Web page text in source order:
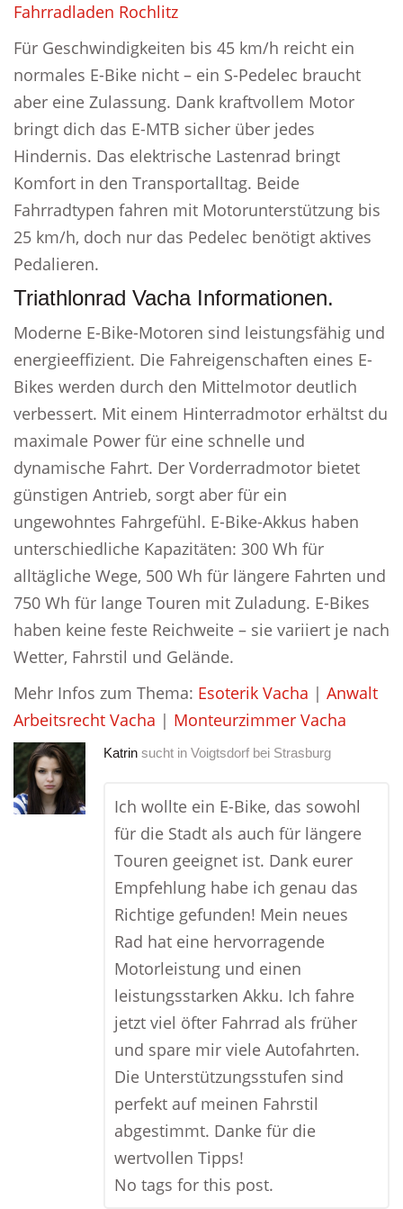
Fahrradladen Rochlitz
Für Geschwindigkeiten bis 45 km/h reicht ein
normales E-Bike nicht – ein S-Pedelec braucht
aber eine Zulassung. Dank kraftvollem Motor
bringt dich das E-MTB sicher über jedes
Hindernis. Das elektrische Lastenrad bringt
Komfort in den Transportalltag. Beide
Fahrradtypen fahren mit Motorunterstützung bis
25 km/h, doch nur das Pedelec benötigt aktives
Pedalieren.
Triathlonrad Vacha Informationen.
Moderne E-Bike-Motoren sind leistungsfähig und
energieeffizient. Die Fahreigenschaften eines E-
Bikes werden durch den Mittelmotor deutlich
verbessert. Mit einem Hinterradmotor erhältst du
maximale Power für eine schnelle und
dynamische Fahrt. Der Vorderradmotor bietet
günstigen Antrieb, sorgt aber für ein
ungewohntes Fahrgefühl. E-Bike-Akkus haben
unterschiedliche Kapazitäten: 300 Wh für
alltägliche Wege, 500 Wh für längere Fahrten und
750 Wh für lange Touren mit Zuladung. E-Bikes
haben keine feste Reichweite – sie variiert je nach
Wetter, Fahrstil und Gelände.
Mehr Infos zum Thema: Esoterik Vacha | Anwalt
Arbeitsrecht Vacha | Monteurzimmer Vacha
Katrin sucht in Voigtsdorf bei Strasburg
Ich wollte ein E-Bike, das sowohl
für die Stadt als auch für längere
Touren geeignet ist. Dank eurer
Empfehlung habe ich genau das
Richtige gefunden! Mein neues
Rad hat eine hervorragende
Motorleistung und einen
leistungsstarken Akku. Ich fahre
jetzt viel öfter Fahrrad als früher
und spare mir viele Autofahrten.
Die Unterstützungsstufen sind
perfekt auf meinen Fahrstil
abgestimmt. Danke für die
wertvollen Tipps!
No tags for this post.